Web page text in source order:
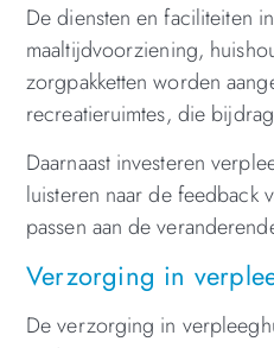
De diensten en faciliteiten
maaltijdvoorziening,
zorgpakketten worden
recreatieruimtes, die
Daarnaast investeren
luisteren naar de feedback
passen aan de
Verzorging in
De verzorging in